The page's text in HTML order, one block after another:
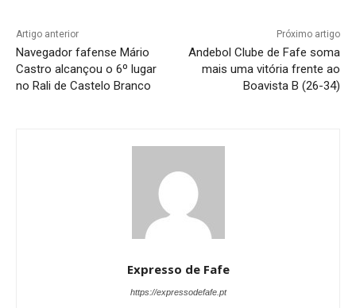
Artigo anterior
Navegador fafense Mário
Castro alcançou o 6º lugar
no Rali de Castelo Branco
Próximo artigo
Andebol Clube de Fafe soma
mais uma vitória frente ao
Boavista B (26-34)
Expresso de Fafe
https://expressodefafe.pt